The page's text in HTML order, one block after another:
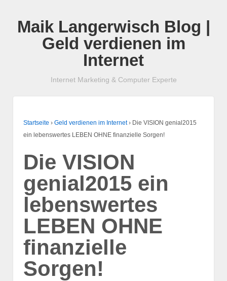
Maik Langerwisch Blog |
Geld verdienen im
Internet
Internet Marketing & Computer Experte
Startseite › Geld verdienen im Internet › Die VISION genial2015
ein lebenswertes LEBEN OHNE finanzielle Sorgen!
Die VISION
genial2015 ein
lebenswertes
LEBEN OHNE
finanzielle
Sorgen!